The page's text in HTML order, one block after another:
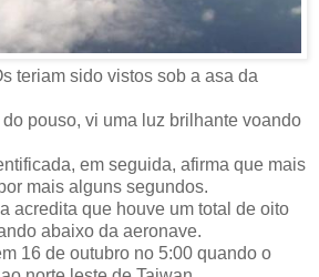
teriam sido vistos sob a asa da
pouso, vi uma luz brilhante voando
em seguida, afirma que mais
mais alguns segundos.
acredita que houve um total de oito
abaixo da aeronave.
16 de outubro no 5:00 quando o